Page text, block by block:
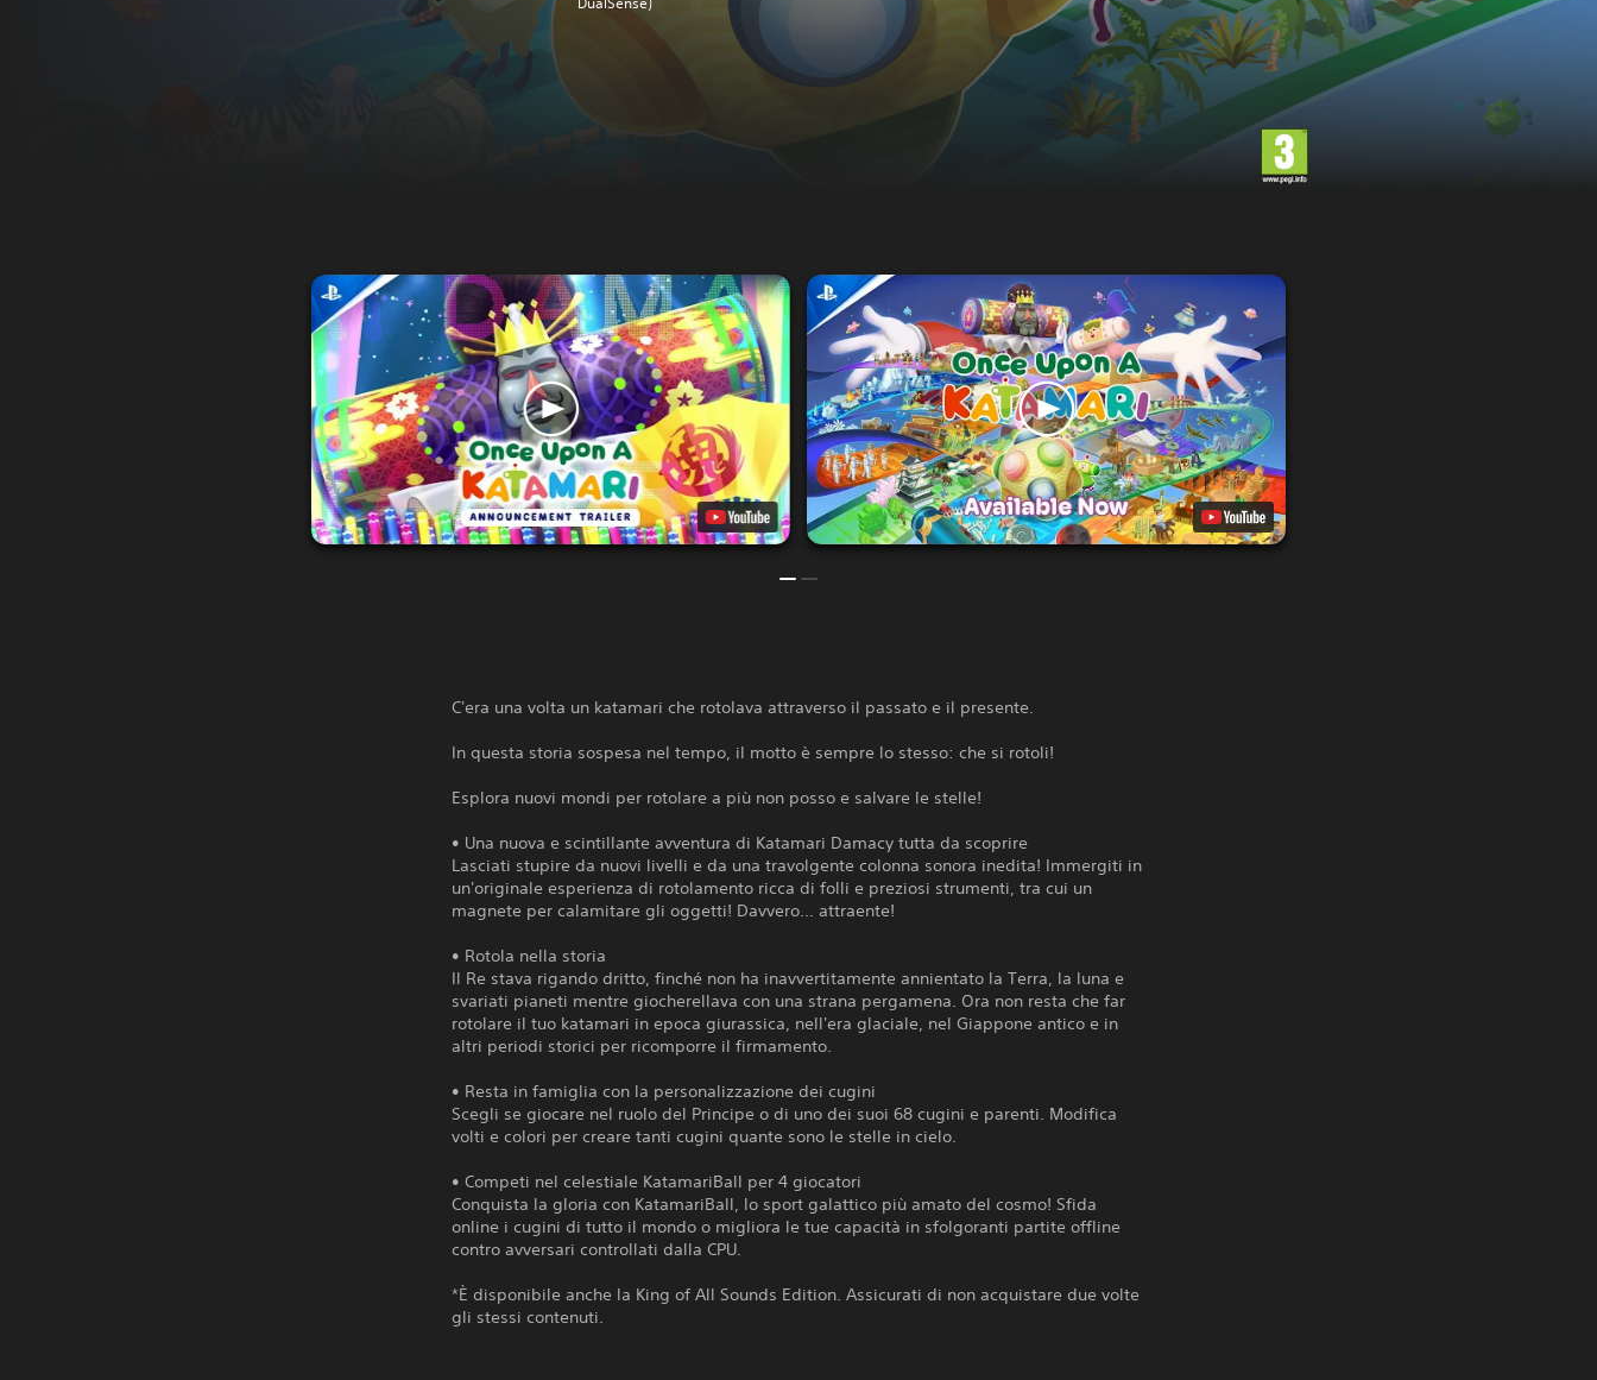
C'era una volta un katamari che rotolava attraverso il passato e il presente.
In questa storia sospesa nel tempo, il motto è sempre lo stesso: che si rotoli!
Esplora nuovi mondi per rotolare a più non posso e salvare le stelle!
• Una nuova e scintillante avventura di Katamari Damacy tutta da scoprire
Lasciati stupire da nuovi livelli e da una travolgente colonna sonora inedita! Immergiti in
un'originale esperienza di rotolamento ricca di folli e preziosi strumenti, tra cui un
magnete per calamitare gli oggetti! Davvero... attraente!
• Rotola nella storia
Il Re stava rigando dritto, finché non ha inavvertitamente annientato la Terra, la luna e
svariati pianeti mentre giocherellava con una strana pergamena. Ora non resta che far
rotolare il tuo katamari in epoca giurassica, nell'era glaciale, nel Giappone antico e in
altri periodi storici per ricomporre il firmamento.
• Resta in famiglia con la personalizzazione dei cugini
Scegli se giocare nel ruolo del Principe o di uno dei suoi 68 cugini e parenti. Modifica
volti e colori per creare tanti cugini quante sono le stelle in cielo.
• Competi nel celestiale KatamariBall per 4 giocatori
Conquista la gloria con KatamariBall, lo sport galattico più amato del cosmo! Sfida
online i cugini di tutto il mondo o migliora le tue capacità in sfolgoranti partite offline
contro avversari controllati dalla CPU.
*È disponibile anche la King of All Sounds Edition. Assicurati di non acquistare due volte
gli stessi contenuti.